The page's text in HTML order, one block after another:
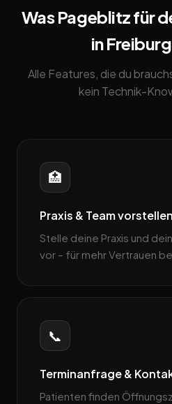
Was Pageblitz für
in
Alle Features, die du
kein Technik-
🏥
Praxis & Team vorstellen
Stelle deine Praxis und
vor – für mehr Vertrauen
📞
Terminanfrage &
Patienten finden